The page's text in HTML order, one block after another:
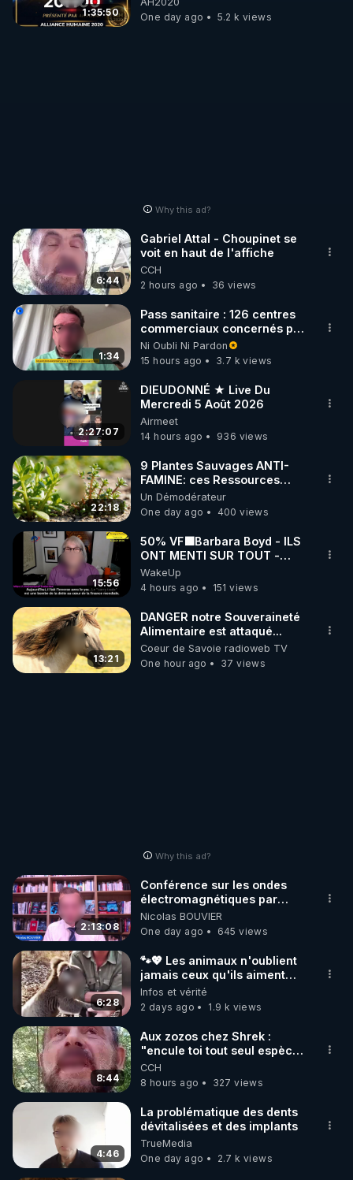
1:35:50
One day ago
5.2 k views
Why this ad?
6:44
Gabriel Attal - Choupinet se
voit en haut de l'affiche
CCH
2 hours ago
36 views
1:34
Pass sanitaire : 126 centres
commerciaux concernés par
l'obligation dans toute la
France
Ni Oubli Ni Pardon
15 hours ago
3.7 k views
2:27:07
DIEUDONNÉ ★ Live Du
Mercredi 5 Août 2026
Airmeet
14 hours ago
936 views
22:18
9 Plantes Sauvages ANTI-
FAMINE: ces Ressources
JARDIN&des Haies
Un Démodérateur
One day ago
400 views
15:56
50% VF🟩Barbara Boyd - ILS
ONT MENTI SUR TOUT -
Jocelyne Traduction
WakeUp
4 hours ago
151 views
13:21
DANGER notre Souveraineté
Alimentaire est attaqué...
Coeur de Savoie radioweb TV
One hour ago
37 views
Why this ad?
2:13:08
Conférence sur les ondes
électromagnétiques par
Grégoire Caustru et Bart de
Wever !
Nicolas BOUVIER
One day ago
645 views
6:28
🐾💖 Les animaux n'oublient
jamais ceux qu'ils aiment…
🥹❤️
Infos et vérité
2 days ago
1.9 k views
8:44
Aux zozos chez Shrek :
"encule toi tout seul espèce
de mal polish"
CCH
8 hours ago
327 views
4:46
La problématique des dents
dévitalisées et des implants
TrueMedia
One day ago
2.7 k views